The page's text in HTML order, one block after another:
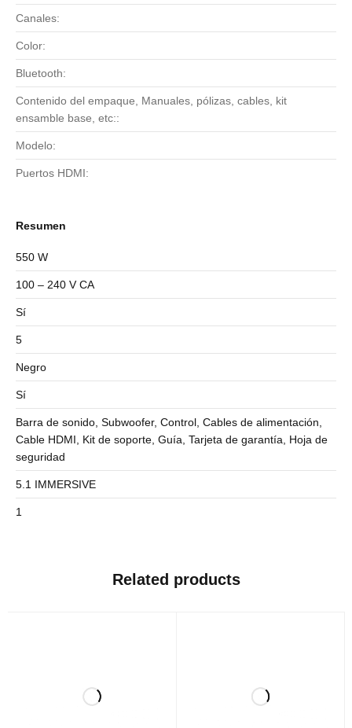
Canales:
Color:
Bluetooth:
Contenido del empaque, Manuales, pólizas, cables, kit
ensamble base, etc::
Modelo:
Puertos HDMI:
Resumen
550 W
100 – 240 V CA
Sí
5
Negro
Sí
Barra de sonido, Subwoofer, Control, Cables de alimentación,
Cable HDMI, Kit de soporte, Guía, Tarjeta de garantía, Hoja de
seguridad
5.1 IMMERSIVE
1
Related products